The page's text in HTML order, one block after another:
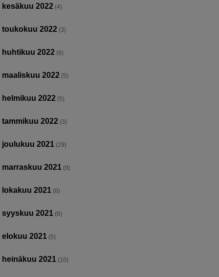
kesäkuu 2022 (4)
toukokuu 2022 (3)
huhtikuu 2022 (6)
maaliskuu 2022 (5)
helmikuu 2022 (5)
tammikuu 2022 (3)
joulukuu 2021 (29)
marraskuu 2021 (9)
lokakuu 2021 (8)
syyskuu 2021 (8)
elokuu 2021 (5)
heinäkuu 2021 (10)